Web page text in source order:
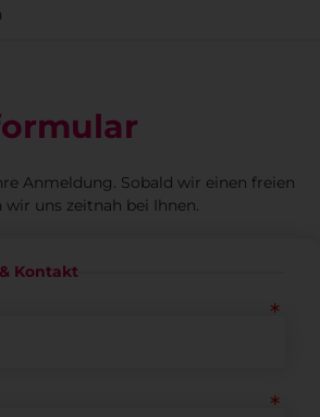
Anmeldung. Sobald wir einen freien
uns zeitnah bei Ihnen.
Kontakt